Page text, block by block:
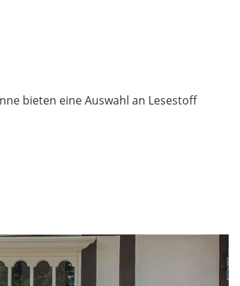
bieten eine Auswahl an Lesestoff